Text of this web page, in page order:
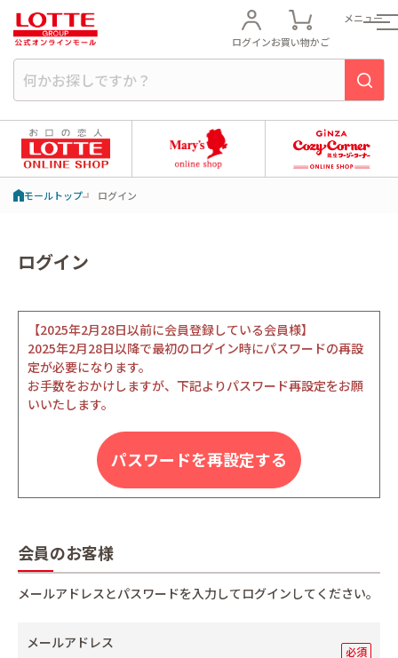
ログインお買い物かご
メニュー
モールトップ ログイン
ログイン
【2025年2月28日以前に会員登録している会員様】
2025年2月28日以降で最初のログイン時にパスワードの再設
定が必要になります。
お手数をおかけしますが、下記よりパスワード再設定をお願
いいたします。
パスワードを再設定する
会員のお客様
メールアドレスとパスワードを入力してログインしてください。
メールアドレス